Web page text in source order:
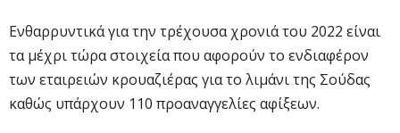
Ενθαρρυντικά για την τρέχουσα χρονιά του 2022 είναι
τα μέχρι τώρα στοιχεία που αφορούν το ενδιαφέρον
των εταιρειών κρουαζιέρας για το λιμάνι της Σούδας
καθώς υπάρχουν 110 προαναγγελίες αφίξεων.